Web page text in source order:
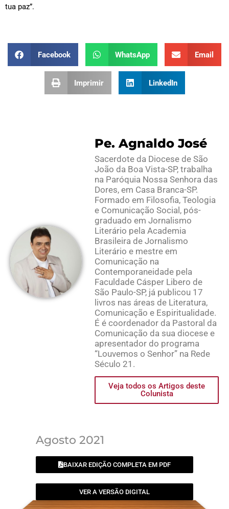
tua paz”.
Facebook WhatsApp Email
Imprimir LinkedIn
Pe. Agnaldo José
Sacerdote da Diocese de São
João da Boa Vista-SP, trabalha
na Paróquia Nossa Senhora das
Dores, em Casa Branca-SP.
Formado em Filosofia, Teologia
e Comunicação Social, pós-
graduado em Jornalismo
Literário pela Academia
Brasileira de Jornalismo
Literário e mestre em
Comunicação na
Contemporaneidade pela
Faculdade Cásper Libero de
São Paulo-SP, já publicou 17
livros nas áreas de Literatura,
Comunicação e Espiritualidade.
É é coordenador da Pastoral da
Comunicação da sua diocese e
apresentador do programa
“Louvemos o Senhor” na Rede
Século 21.
Veja todos os Artigos deste
Colunista
Agosto 2021
BAIXAR EDIÇÃO COMPLETA EM PDF
VER A VERSÃO DIGITAL